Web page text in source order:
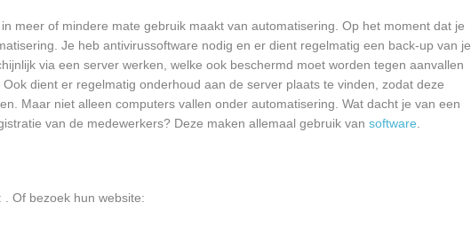
meer of mindere mate gebruik maakt van automatisering. Op het moment dat je
Je heb antivirussoftware nodig en er dient regelmatig een back-up van je
via een server werken, welke ook beschermd moet worden tegen aanvallen
dient er regelmatig onderhoud aan de server plaats te vinden, zodat deze
Maar niet alleen computers vallen onder automatisering. Wat dacht je van een
van de medewerkers? Deze maken allemaal gebruik van software
. Of bezoek hun website: